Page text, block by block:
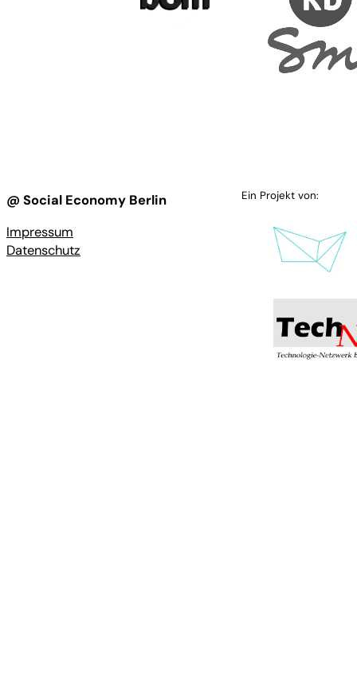
@ Social Economy Berlin
Impressum
Datenschutz
Ein Projekt von: